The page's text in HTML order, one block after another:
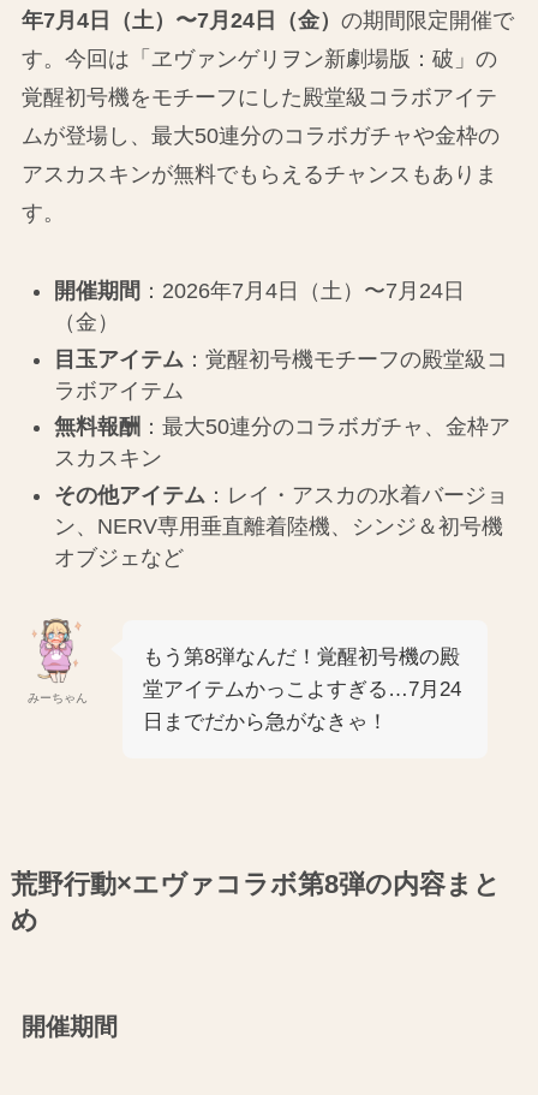
年7月4日（土）〜7月24日（金） の期間限定開催で
す。今回は「ヱヴァンゲリヲン新劇場版：破」の
覚醒初号機をモチーフにした殿堂級コラボアイテ
ムが登場し、最大50連分のコラボガチャや金枠の
アスカスキンが無料でもらえるチャンスもありま
す。
開催期間 ：2026年7月4日（土）〜7月24日
（金）
目玉アイテム ：覚醒初号機モチーフの殿堂級コ
ラボアイテム
無料報酬 ：最大50連分のコラボガチャ、金枠ア
スカスキン
その他アイテム ：レイ・アスカの水着バージョ
ン、NERV専用垂直離着陸機、シンジ＆初号機
オブジェなど
みーちゃん
もう第8弾なんだ！覚醒初号機の殿
堂アイテムかっこよすぎる…7月24
日までだから急がなきゃ！
荒野行動×エヴァコラボ第8弾の内容まと
め
開催期間